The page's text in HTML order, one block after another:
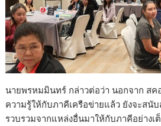
นายพรหมมินทร์ กล่าวต่อว่า นอกจาก สค
ความรู้ให้กับภาคีเครือข่ายแล้ว ยังจะสนั
รวบรวมจากแหล่งอื่นมาให้กับภาคีอย่างเ